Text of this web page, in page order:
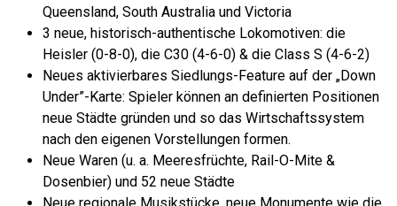
Queensland, South Australia und Victoria
3 neue, historisch-authentische Lokomotiven: die
Heisler (0-8-0), die C30 (4-6-0) & die Class S (4-6-2)
Neues aktivierbares Siedlungs-Feature auf der „Down
Under”-Karte: Spieler können an definierten Positionen
neue Städte gründen und so das Wirtschaftssystem
nach den eigenen Vorstellungen formen.
Neue Waren (u. a. Meeresfrüchte, Rail-O-Mite &
Dosenbier) und 52 neue Städte